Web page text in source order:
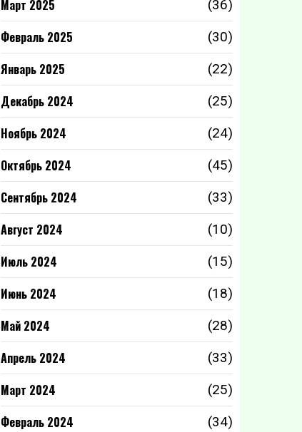
Март 2025 (36)
Февраль 2025 (30)
Январь 2025 (22)
Декабрь 2024 (25)
Ноябрь 2024 (24)
Октябрь 2024 (45)
Сентябрь 2024 (33)
Август 2024 (10)
Июль 2024 (15)
Июнь 2024 (18)
Май 2024 (28)
Апрель 2024 (33)
Март 2024 (25)
Февраль 2024 (34)